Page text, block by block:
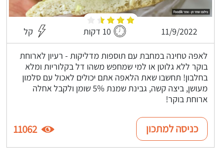
11/9/2022 10 דקות קל
לאפה טחינה במחבת עם תוספות מדליקות - רעיון לארוחת
בוקר ללא גלוטן או למי שמחפש משהו דל בקלוריות ומלא
בחלבון! תחשבו שאת הלאפה אתם יכולים לאכול עם סלמון
מעושן, ביצה קשה, גבינת שמנת 5% שומן ולקבל אחלה
ארוחת בוקר!
כניסה למתכון 11062